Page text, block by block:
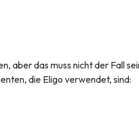
aber das muss nicht der Fall
die Eligo verwendet, sind: